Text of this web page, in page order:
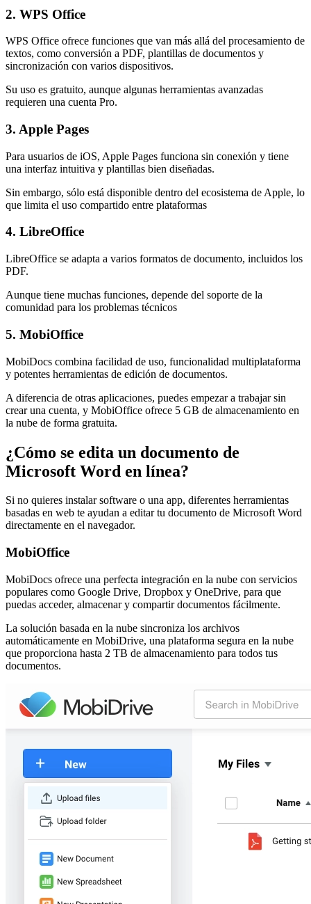
2. WPS Office
WPS Office ofrece funciones que van más allá del procesamiento de
textos, como conversión a PDF, plantillas de documentos y
sincronización con varios dispositivos.
Su uso es gratuito, aunque algunas herramientas avanzadas
requieren una cuenta Pro.
3. Apple Pages
Para usuarios de iOS, Apple Pages funciona sin conexión y tiene
una interfaz intuitiva y plantillas bien diseñadas.
Sin embargo, sólo está disponible dentro del ecosistema de Apple, lo
que limita el uso compartido entre plataformas
4. LibreOffice
LibreOffice se adapta a varios formatos de documento, incluidos los
PDF.
Aunque tiene muchas funciones, depende del soporte de la
comunidad para los problemas técnicos
5. MobiOffice
MobiDocs combina facilidad de uso, funcionalidad multiplataforma
y potentes herramientas de edición de documentos.
A diferencia de otras aplicaciones, puedes empezar a trabajar sin
crear una cuenta, y MobiOffice ofrece 5 GB de almacenamiento en
la nube de forma gratuita.
¿Cómo se edita un documento de
Microsoft Word en línea?
Si no quieres instalar software o una app, diferentes herramientas
basadas en web te ayudan a editar tu documento de Microsoft Word
directamente en el navegador.
MobiOffice
MobiDocs ofrece una perfecta integración en la nube con servicios
populares como Google Drive, Dropbox y OneDrive, para que
puedas acceder, almacenar y compartir documentos fácilmente.
La solución basada en la nube sincroniza los archivos
automáticamente en MobiDrive, una plataforma segura en la nube
que proporciona hasta 2 TB de almacenamiento para todos tus
documentos.